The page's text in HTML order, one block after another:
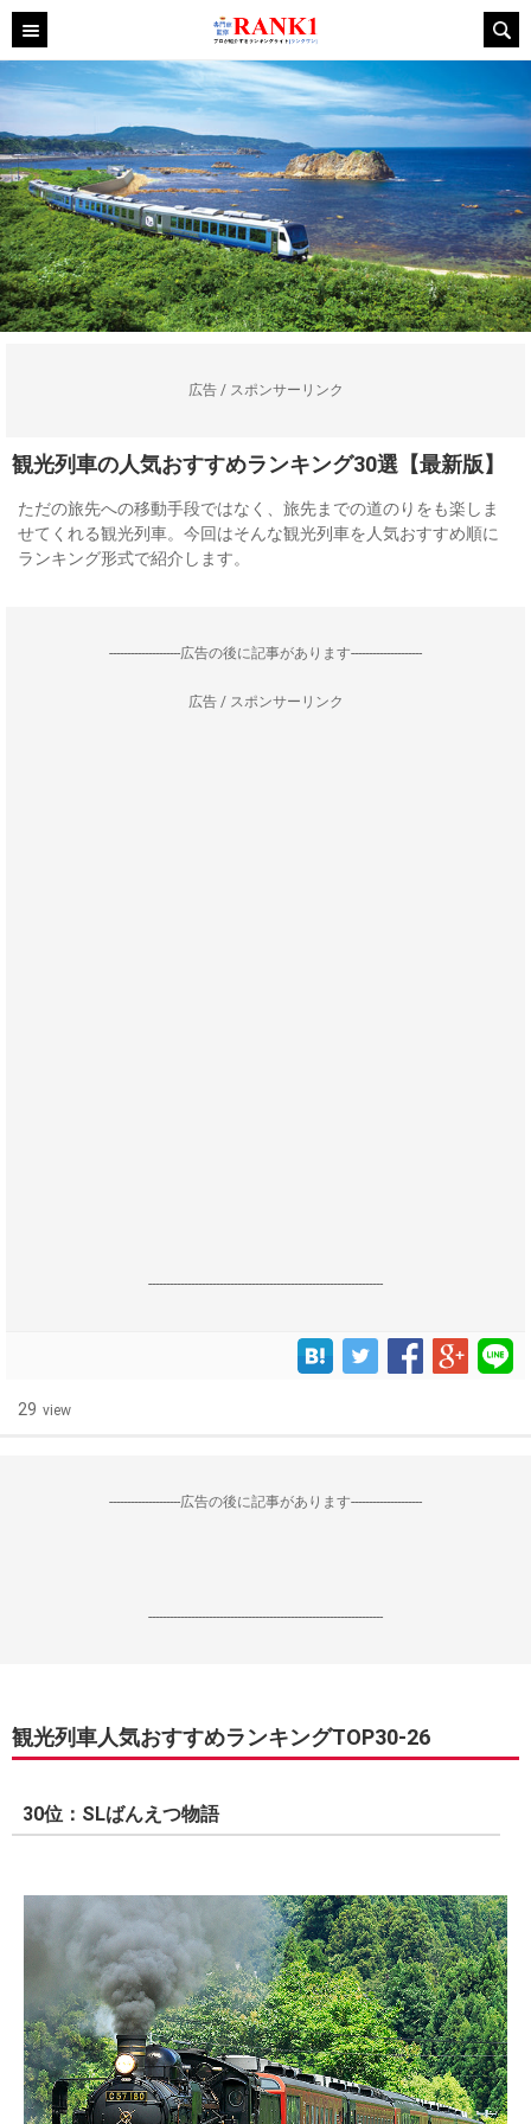
広告 / スポンサーリンク
観光列車の人気おすすめランキング30選【最新版】
ただの旅先への移動手段ではなく、旅先までの道のりをも楽しま
せてくれる観光列車。今回はそんな観光列車を人気おすすめ順に
ランキング形式で紹介します。
--------------------広告の後に記事があります--------------------
広告 / スポンサーリンク
------------------------------------------------------------------
29 view
--------------------広告の後に記事があります--------------------
------------------------------------------------------------------
観光列車人気おすすめランキングTOP30-26
30位：SLばんえつ物語